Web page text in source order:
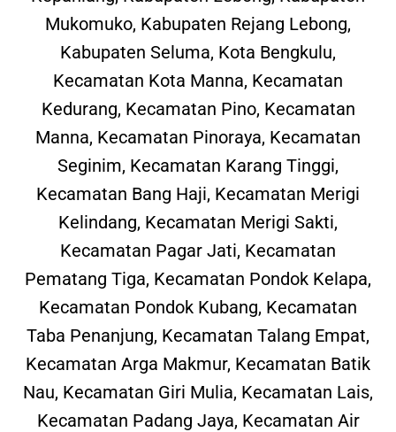
Mukomuko, Kabupaten Rejang Lebong,
Kabupaten Seluma, Kota Bengkulu,
Kecamatan Kota Manna, Kecamatan
Kedurang, Kecamatan Pino, Kecamatan
Manna, Kecamatan Pinoraya, Kecamatan
Seginim, Kecamatan Karang Tinggi,
Kecamatan Bang Haji, Kecamatan Merigi
Kelindang, Kecamatan Merigi Sakti,
Kecamatan Pagar Jati, Kecamatan
Pematang Tiga, Kecamatan Pondok Kelapa,
Kecamatan Pondok Kubang, Kecamatan
Taba Penanjung, Kecamatan Talang Empat,
Kecamatan Arga Makmur, Kecamatan Batik
Nau, Kecamatan Giri Mulia, Kecamatan Lais,
Kecamatan Padang Jaya, Kecamatan Air